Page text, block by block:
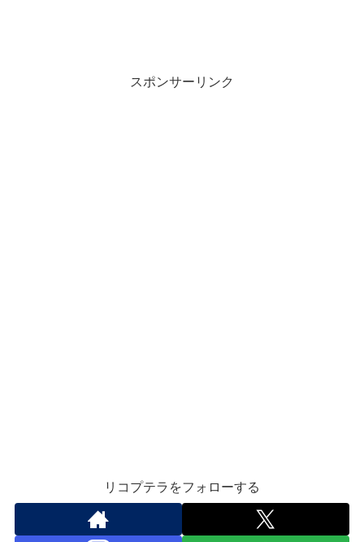
スポンサーリンク
リコプテラをフォローする